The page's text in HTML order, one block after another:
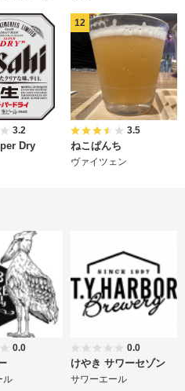
3.2
Dry
3.5
ねこぱんち
ヴァイツェン
0.0
ル
0.0
けやき サワーセゾン
サワーエール